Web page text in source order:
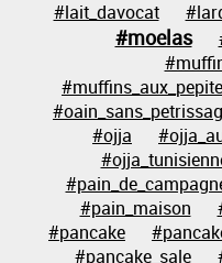
#lait_davocat
#moelas
#ojja
#pain_maison
#pancake
#pancake_sale